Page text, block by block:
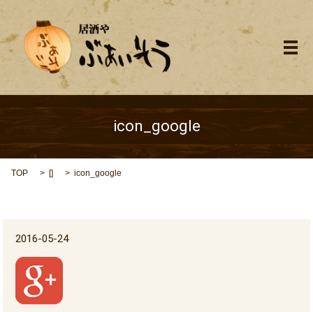
メ
icon_google
TOP [] icon_google
2016-05-24